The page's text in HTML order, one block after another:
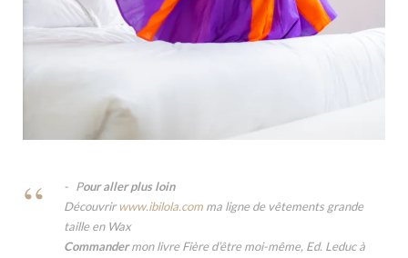
Pour aller plus loin
Découvrirwww.ibilola.com ma ligne de vêtements grande
taille en Wax
Commandermon livre Fière d’être moi-même, Ed. Leduc à